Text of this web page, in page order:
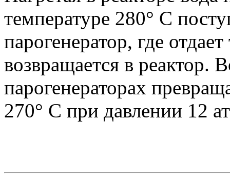
температуре 280° С
парогенератор, где
возвращается в реактор.
парогенераторах
270° С при давлении 12